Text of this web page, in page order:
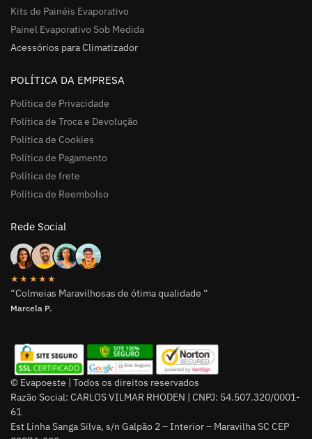
Kits de Painéis Evaporativo
Painel Evaporativo Sob Medida
Acessórios para Climatizador
POLÍTICA DA EMPRESA
Política de Privacidade
Política de Troca e Devolução
Política de Cookies
Política de Pagamento
Política de frete
Política de Reembolso
Rede Social
★★★★★
“Colmeias Maravilhosas de ótima qualidade “
Marcela P.
© Evapoeste | Todos os direitos reservados
Razão Social: CARLOS VILMAR RHODEN | CNPJ: 54.507.320/0001-
61
Est Linha Sanga Silva, s/n Galpão 2 – Interior – Maravilha SC CEP